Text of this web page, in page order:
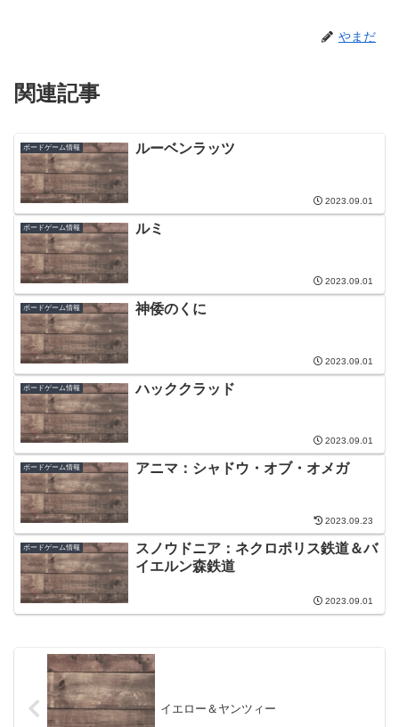
やまだ
関連記事
ボードゲーム情報 ルーベンラッツ
2023.09.01
ボードゲーム情報 ルミ
2023.09.01
ボードゲーム情報 神倭のくに
2023.09.01
ボードゲーム情報 ハッククラッド
2023.09.01
ボードゲーム情報 アニマ：シャドウ・オブ・オメガ
2023.09.23
ボードゲーム情報
スノウドニア：ネクロポリス鉄道＆バ
イエルン森鉄道
2023.09.01
イエロー＆ヤンツィー